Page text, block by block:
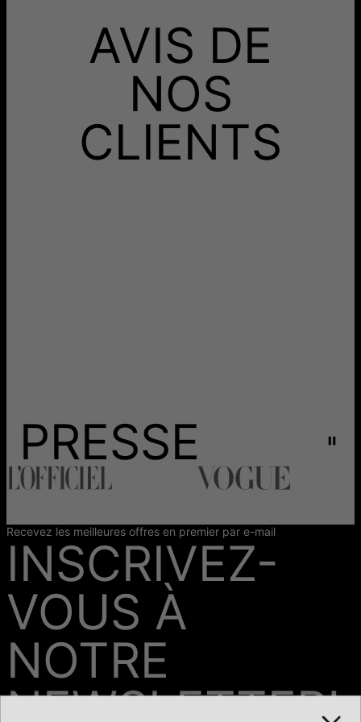
Livraison Gratuite
jeu. 27 août - ven. 28
août
Recevez-le avant
août
Les délais mentionnés comprennent le temps de
production.
AVIS DE
NOS
CLIENTS
PRESSE
Recevez les meilleures offres en premier par e-mail
INSCRIVEZ-
VOUS À
NOTRE
NEWSLETTER!